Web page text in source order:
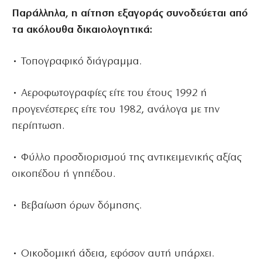
Παράλληλα, η αίτηση εξαγοράς συνοδεύεται από
τα ακόλουθα δικαιολογητικά:
• Τοπογραφικό διάγραμμα.
• Αεροφωτογραφίες είτε του έτους 1992 ή
προγενέστερες είτε του 1982, ανάλογα με την
περίπτωση.
• Φύλλο προσδιορισμού της αντικειμενικής αξίας
οικοπέδου ή γηπέδου.
• Βεβαίωση όρων δόμησης.
• Οικοδομική άδεια, εφόσον αυτή υπάρχει.